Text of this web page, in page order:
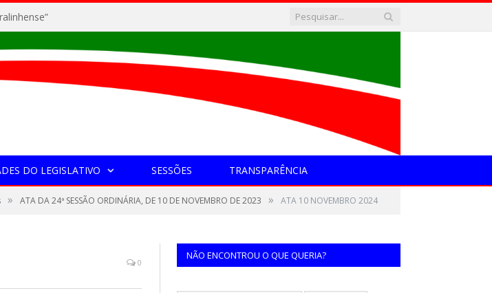
DO LEGISLATIVO SESSÕES TRANSPARÊNCIA
» ATA DA 24ª SESSÃO ORDINÁRIA, DE 10 DE NOVEMBRO DE 2023 » ATA 10 NOVEMBRO 2024
0
NÃO ENCONTROU O QUE QUERIA?